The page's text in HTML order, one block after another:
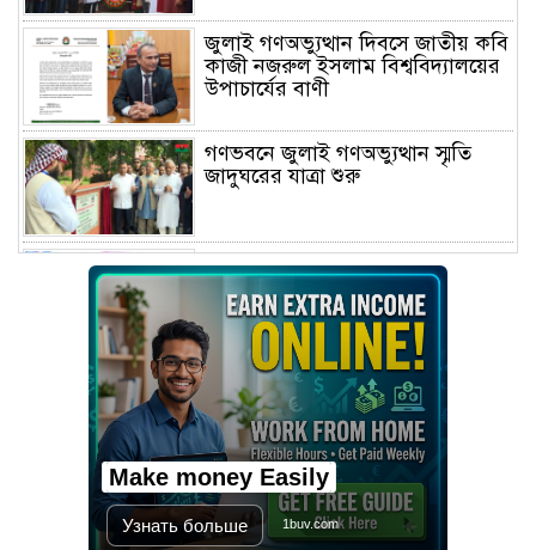
জুলাই গণঅভ্যুত্থান দিবসে জাতীয় কবি
কাজী নজরুল ইসলাম বিশ্ববিদ্যালয়ের
উপাচার্যের বাণী
গণভবনে জুলাই গণঅভ্যুত্থান স্মৃতি
জাদুঘরের যাত্রা শুরু
জুলাই আন্দোলন জনগণের, কৃতিত্ব
কোনো একক দলের নয়: প্রধানমন্ত্রী
মালয়েশিয়ায় সহকর্মীদের সংঘর্ষে ৩
বাংলাদেশি নিহত, গ্রেপ্তার ১
শহীদের আত্মত্যাগে গড়া জাতীয় ঐক্য
রক্ষা করতে হবে : প্রধানমন্ত্রী
Make money Easily
Узнать больше 1buv.com